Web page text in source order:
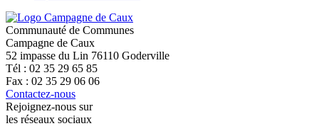
Communauté de Communes
Campagne de Caux
52 impasse du Lin 76110 Goderville
Tél : 02 35 29 65 85
Fax : 02 35 29 06 06
Contactez-nous
Rejoignez-nous sur
les réseaux sociaux